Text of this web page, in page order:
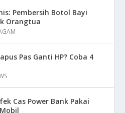
Pembersih Botol Bayi
Orangtua
Pas Ganti HP? Coba 4
Cas Power Bank Pakai